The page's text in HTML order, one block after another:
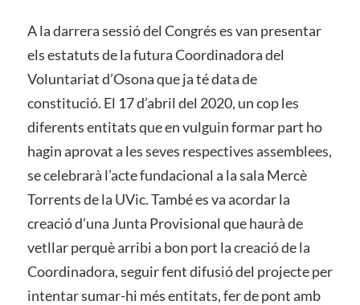
A la darrera sessió del Congrés es van presentar
els estatuts de la futura Coordinadora del
Voluntariat d’Osona que ja té data de
constitució. El 17 d’abril del 2020, un cop les
diferents entitats que en vulguin formar part ho
hagin aprovat a les seves respectives assemblees,
se celebrarà l’acte fundacional a la sala Mercè
Torrents de la UVic. També es va acordar la
creació d’una Junta Provisional que haurà de
vetllar perquè arribi a bon port la creació de la
Coordinadora, seguir fent difusió del projecte per
intentar sumar-hi més entitats, fer de pont amb